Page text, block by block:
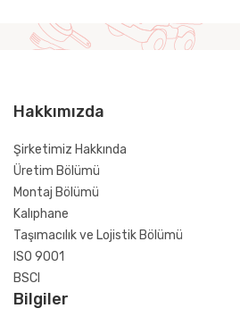
Hakkımızda
Şirketimiz Hakkında
Üretim Bölümü
Montaj Bölümü
Kalıphane
Taşımacılık ve Lojistik Bölümü
ISO 9001
BSCI
Bilgiler